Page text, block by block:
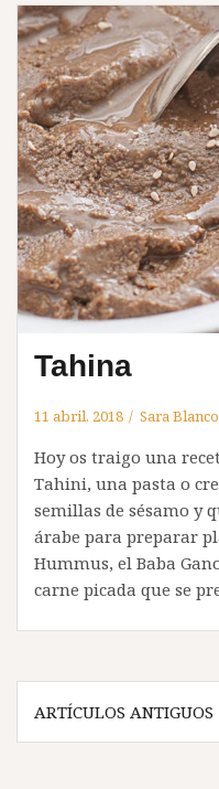
Tahina
11 abril, 2018 Sara Blanco
Hoy os traigo una
Tahini, una pasta o
semillas de sésamo y
árabe para preparar
Hummus, el Baba
carne picada que se
Navegación
de
ARTÍCULOS ANTIGUOS